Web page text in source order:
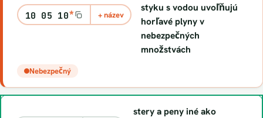
10 05 10* + název
styku s vodou uvoľňujú
horľavé plyny v
nebezpečných
množstvách
Nebezpečný
stery a peny iné ako